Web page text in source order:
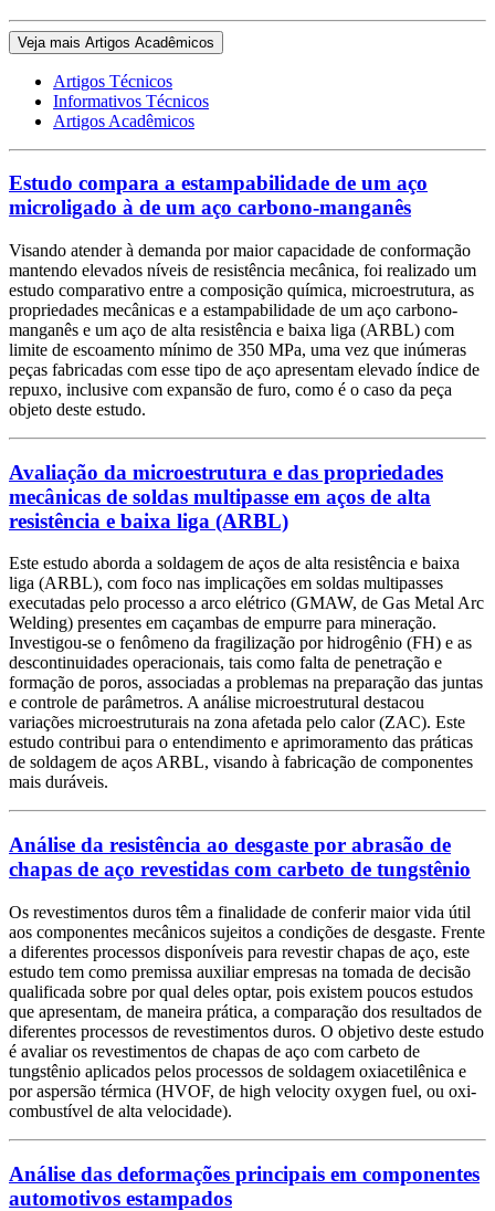
Veja mais Artigos Acadêmicos
Artigos Técnicos
Informativos Técnicos
Artigos Acadêmicos
Estudo compara a estampabilidade de um aço
microligado à de um aço carbono-manganês
Visando atender à demanda por maior capacidade de conformação
mantendo elevados níveis de resistência mecânica, foi realizado um
estudo comparativo entre a composição química, microestrutura, as
propriedades mecânicas e a estampabilidade de um aço carbono-
manganês e um aço de alta resistência e baixa liga (ARBL) com
limite de escoamento mínimo de 350 MPa, uma vez que inúmeras
peças fabricadas com esse tipo de aço apresentam elevado índice de
repuxo, inclusive com expansão de furo, como é o caso da peça
objeto deste estudo.
Avaliação da microestrutura e das propriedades
mecânicas de soldas multipasse em aços de alta
resistência e baixa liga (ARBL)
Este estudo aborda a soldagem de aços de alta resistência e baixa
liga (ARBL), com foco nas implicações em soldas multipasses
executadas pelo processo a arco elétrico (GMAW, de Gas Metal Arc
Welding) presentes em caçambas de empurre para mineração.
Investigou-se o fenômeno da fragilização por hidrogênio (FH) e as
descontinuidades operacionais, tais como falta de penetração e
formação de poros, associadas a problemas na preparação das juntas
e controle de parâmetros. A análise microestrutural destacou
variações microestruturais na zona afetada pelo calor (ZAC). Este
estudo contribui para o entendimento e aprimoramento das práticas
de soldagem de aços ARBL, visando à fabricação de componentes
mais duráveis.
Análise da resistência ao desgaste por abrasão de
chapas de aço revestidas com carbeto de tungstênio
Os revestimentos duros têm a finalidade de conferir maior vida útil
aos componentes mecânicos sujeitos a condições de desgaste. Frente
a diferentes processos disponíveis para revestir chapas de aço, este
estudo tem como premissa auxiliar empresas na tomada de decisão
qualificada sobre por qual deles optar, pois existem poucos estudos
que apresentam, de maneira prática, a comparação dos resultados de
diferentes processos de revestimentos duros. O objetivo deste estudo
é avaliar os revestimentos de chapas de aço com carbeto de
tungstênio aplicados pelos processos de soldagem oxiacetilênica e
por aspersão térmica (HVOF, de high velocity oxygen fuel, ou oxi-
combustível de alta velocidade).
Análise das deformações principais em componentes
automotivos estampados